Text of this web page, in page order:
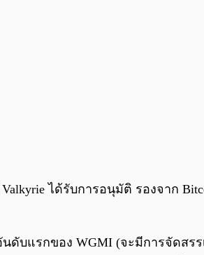
ได้รับการอนุมัติ รองจาก
บแรกของ WGMI (จะมีการจัดสรร